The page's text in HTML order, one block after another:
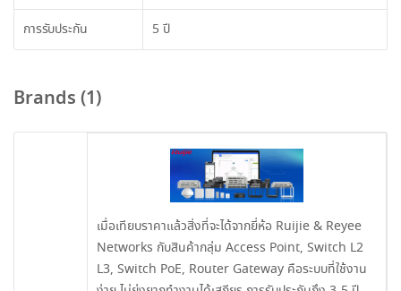
การรับประกัน 5 ปี
Brands (1)
เมื่อเทียบราคาแล้วสิ่งที่จะได้จากยี่ห้อ Ruijie & Reyee
Networks กับสินค้ากลุ่ม Access Point, Switch L2
L3, Switch PoE, Router Gateway คือระบบที่ใช้งาน